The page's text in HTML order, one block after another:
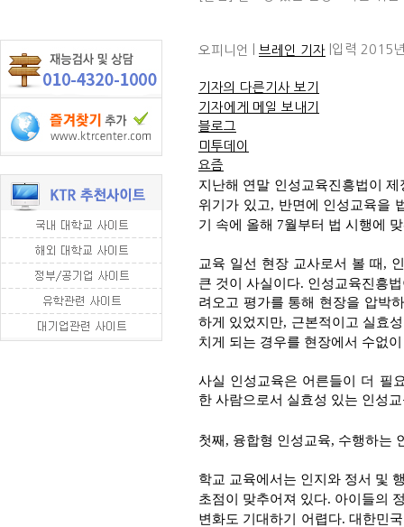
오피니언 브레인 기자 입력 2015
기자의 다른기사 보기
기자에게 메일 보내기
블로그
미투데이
요즘
지난해 연말 인성교육진흥법이
위기가 있고, 반면에 인성교육을
기 속에 올해 7월부터 법 시행에
교육 일선 현장 교사로서 볼 때,
큰 것이 사실이다. 인성교육진흥
려오고 평가를 통해 현장을 압박
하게 있었지만, 근본적이고 실효
치게 되는 경우를 현장에서 수없
사실 인성교육은 어른들이 더 필
한 사람으로서 실효성 있는 인성
첫째, 융합형 인성교육, 수행하는
학교 교육에서는 인지와 정서 및
초점이 맞추어져 있다. 아이들의
변화도 기대하기 어렵다. 대한민